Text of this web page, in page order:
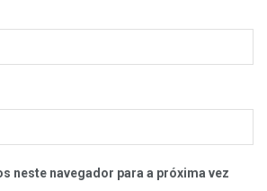
neste navegador para a próxima vez